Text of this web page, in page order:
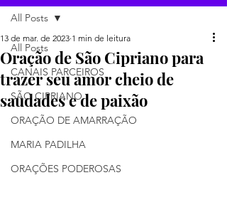
All Posts
CANAIS PARCEIROS
SÃO CIPRIANO
ORAÇÃO DE AMARRAÇÃO
MARIA PADILHA
ORAÇÕES PODEROSAS
All Posts
Oração de São Cipriano para
trazer seu amor cheio de
saudades e de paixão
13 de mar. de 2023 1 min de leitura